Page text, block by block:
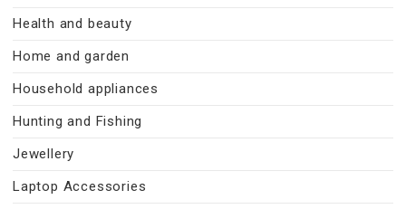
Health and beauty
Home and garden
Household appliances
Hunting and Fishing
Jewellery
Laptop Accessories